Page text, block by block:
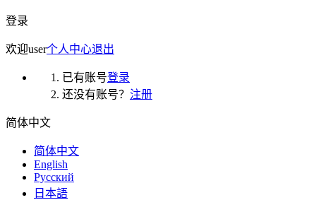
登录
欢迎user个人中心退出
已有账号登录
还没有账号？ 注册
简体中文
简体中文
English
Русский
日本語